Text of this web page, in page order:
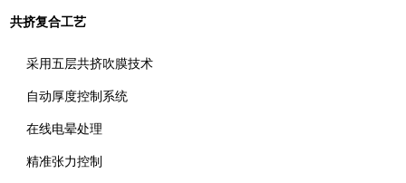
共挤复合工艺
采用五层共挤吹膜技术
自动厚度控制系统
在线电晕处理
精准张力控制